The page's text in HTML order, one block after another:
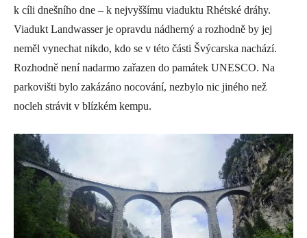
k cíli dnešního dne – k nejvyššímu viaduktu Rhétské dráhy.
Viadukt Landwasser je opravdu nádherný a rozhodně by jej
neměl vynechat nikdo, kdo se v této části Švýcarska nachází.
Rozhodně není nadarmo zařazen do památek UNESCO. Na
parkovišti bylo zakázáno nocování, nezbylo nic jiného než
nocleh strávit v blízkém kempu.